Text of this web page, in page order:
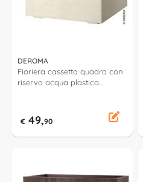
DEROMA
Fioriera cassetta quadra con
riserva acqua plastica
9H83QSZ
€ 49,90